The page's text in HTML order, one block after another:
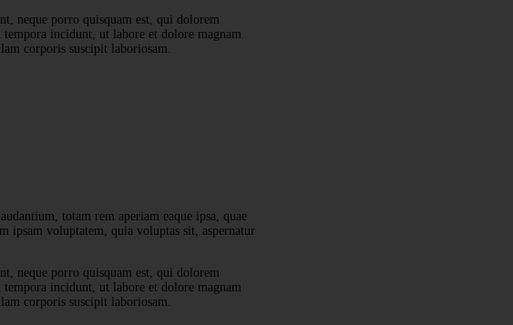
neque porro quisquam est, qui dolorem
incidunt, ut labore et dolore magnam
corporis suscipit laboriosam.
totam rem aperiam eaque ipsa, quae
ipsam voluptatem, quia voluptas sit, aspernatur
neque porro quisquam est, qui dolorem
incidunt, ut labore et dolore magnam
corporis suscipit laboriosam.